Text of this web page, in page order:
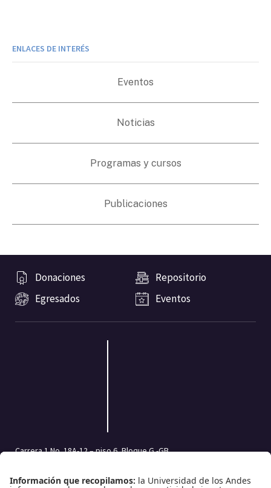
ENLACES DE INTERÉS
Eventos
Noticias
Programas y cursos
Publicaciones
Donaciones
Repositorio
Egresados
Eventos
Carrera 1 No. 18A-12 – piso 6, Bloque G -GB
Tel.: (601) 332 45 05 | (601) 339 49 49 Ext.: 2500